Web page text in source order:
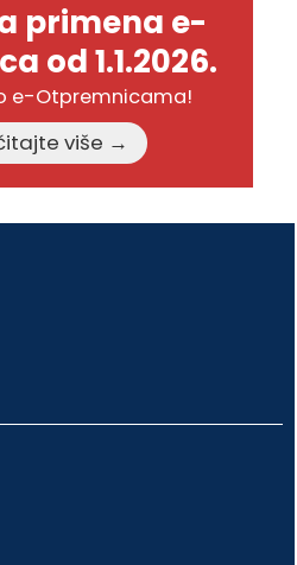
primena e-
od 1.1.2026.
e-Otpremnicama!
Pročitajte više →